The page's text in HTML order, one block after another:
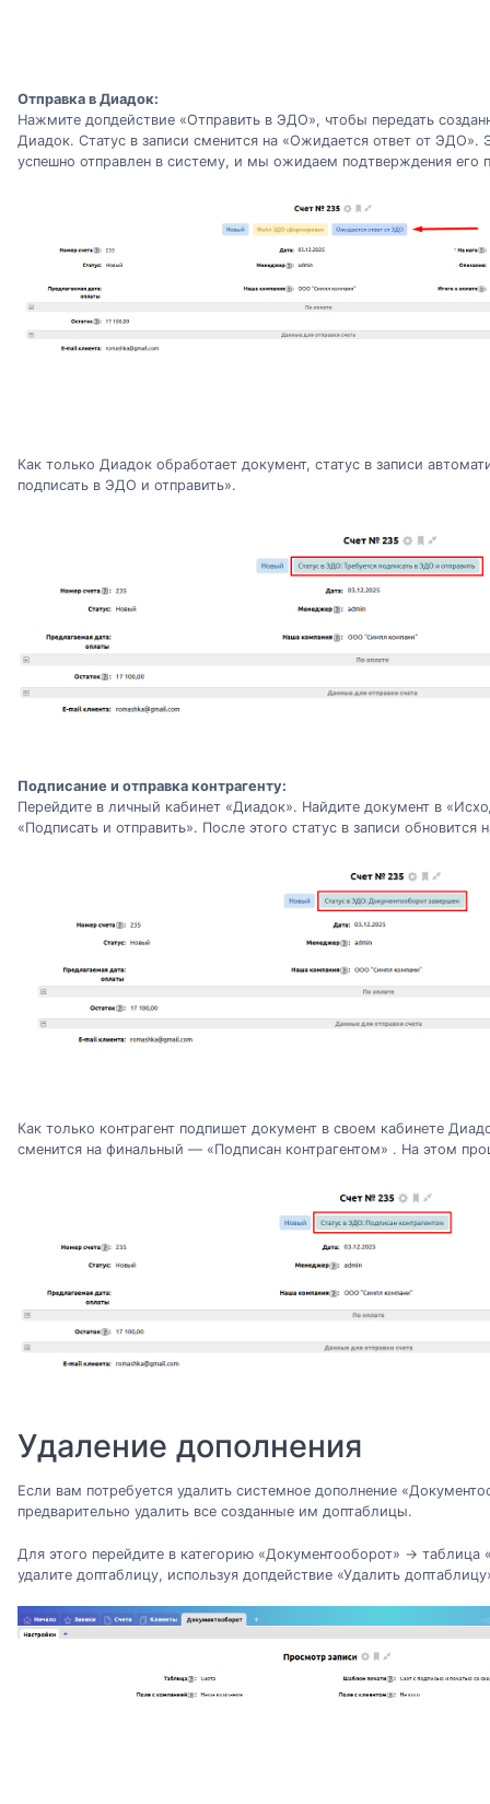
Отправка в Диадок:
Нажмите допдействие «Отправить в ЭДО», чтобы передать
Диадок. Статус в записи сменится на «Ожидается ответ от ЭДО».
успешно отправлен в систему, и мы ожидаем подтверждения его
Как только Диадок обработает документ, статус в записи
подписать в ЭДО и отправить».
Подписание и отправка контрагенту:
Перейдите в личный кабинет «Диадок». Найдите документ в
«Подписать и отправить». После этого статус в записи
Как только контрагент подпишет документ в своем кабинете
сменится на финальный — «Подписан контрагентом» . На этом
Удаление дополнения
Если вам потребуется удалить системное дополнение
предварительно удалить все созданные им доптаблицы.
Для этого перейдите в категорию «Документооборот» → таблица
удалите доптаблицу, используя допдействие «Удалить